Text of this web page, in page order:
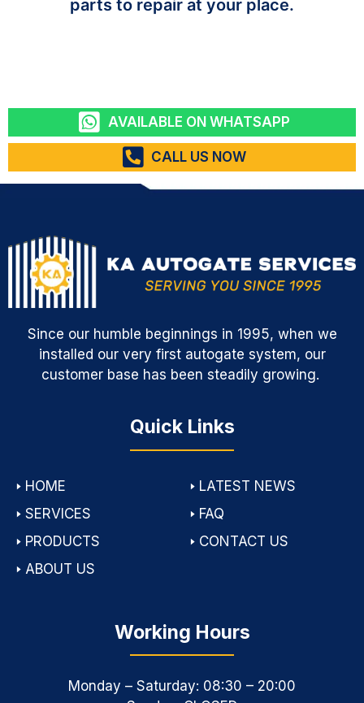
parts to repair at your place.
AVAILABLE ON WHATSAPP
CALL US NOW
Since our humble beginnings in 1995, when we
installed our very first autogate system, our
customer base has been steadily growing.
Quick Links
🢒 HOME
🢒 SERVICES
🢒 PRODUCTS
🢒 ABOUT US
🢒 LATEST NEWS
🢒 FAQ
🢒 CONTACT US
Working Hours
Monday – Saturday: 08:30 – 20:00